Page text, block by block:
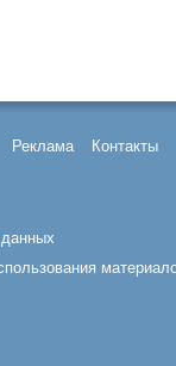
Реклама Контакты